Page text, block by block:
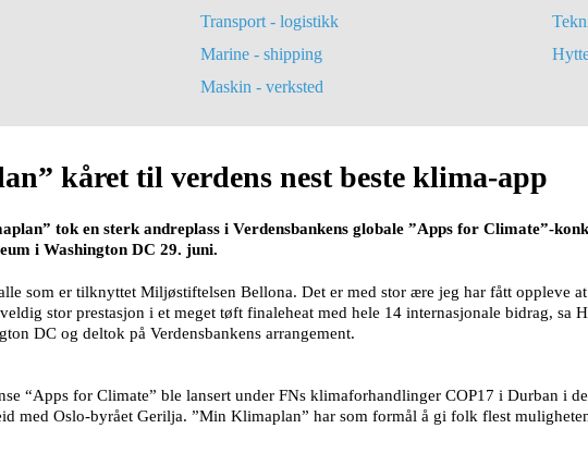
Transport - logistikk
Marine - shipping
Maskin - verksted
kåret til verdens nest beste klima-app
tok en sterk andreplass i Verdensbankens globale ”Apps for Climate”-
i Washington DC 29. juni.
som er tilknyttet Miljøstiftelsen Bellona. Det er med stor ære jeg har fått oppleve
stor prestasjon i et meget tøft finaleheat med hele 14 internasjonale bidrag,
DC og deltok på Verdensbankens arrangement.
“Apps for Climate” ble lansert under FNs klimaforhandlinger COP17 i Durban i
med Oslo-byrået Gerilja. ”Min Klimaplan” har som formål å gi folk flest